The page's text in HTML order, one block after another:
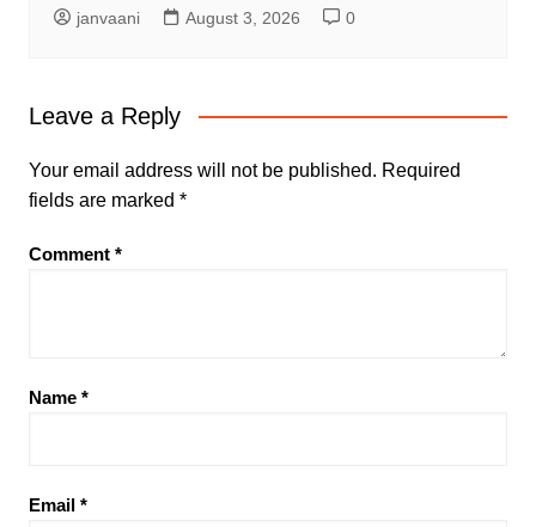
janvaani August 3, 2026 0
Leave a Reply
Your email address will not be published. Required
fields are marked *
Comment *
Name *
Email *